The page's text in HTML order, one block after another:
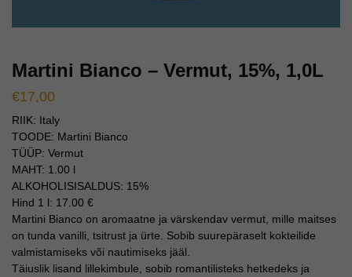
Martini Bianco – Vermut, 15%, 1,0L
€17,00
RIIK: Italy
TOODE: Martini Bianco
TÜÜP: Vermut
MAHT: 1.00 l
ALKOHOLISISALDUS: 15%
Hind 1 l: 17.00 €
Martini Bianco on aromaatne ja värskendav vermut, mille maitses
on tunda vanilli, tsitrust ja ürte. Sobib suurepäraselt kokteilide
valmistamiseks või nautimiseks jääl.
Täiuslik lisand lillekimbule, sobib romantilisteks hetkedeks ja